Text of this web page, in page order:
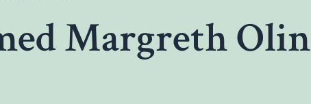
Margreth Olin